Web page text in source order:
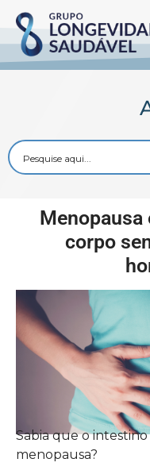
corpo
Sabia que o
menopausa?